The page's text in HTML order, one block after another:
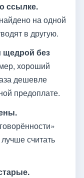
ссылке.
на одной
в другую.
щедрой без
хороший
дешевле
предоплате.
считать